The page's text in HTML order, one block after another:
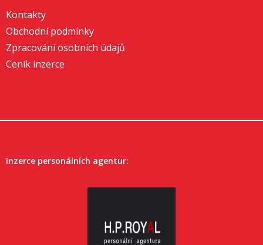
Kontakty
Obchodní podmínky
Zpracování osobních údajů
Ceník inzerce
Inzerce personálních agentur: